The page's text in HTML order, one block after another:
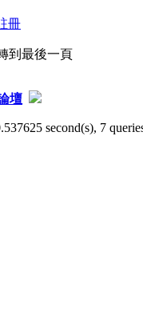
冊
到最後一頁
壇
second(s), 7